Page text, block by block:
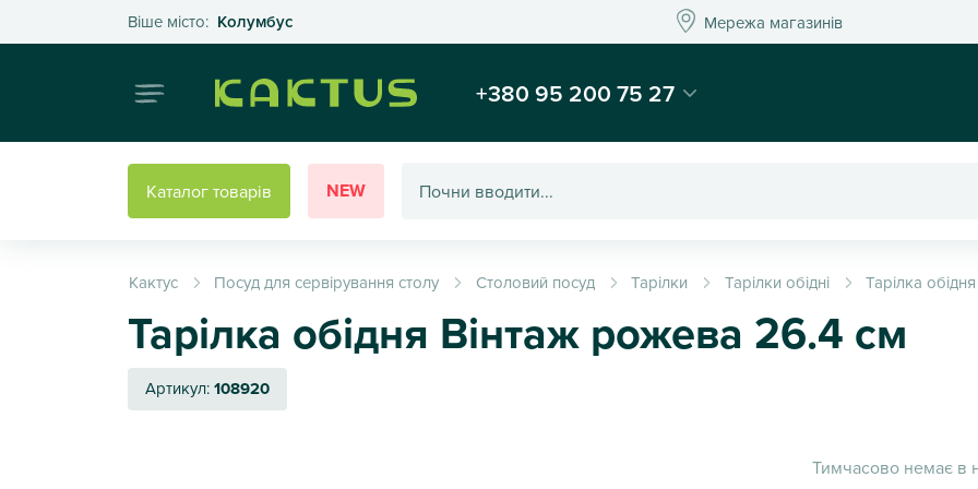
Віше місто: КолумбусОберіть своє місто Мережа магазинівМережа магазинів
Інтернет-магазин подарунків та декору - Kaktus
+380 95 200 75 27
Каталог товарів NEW
Кактус Посуд для сервірування столу Столовий посуд Тарілки Тарілки обідні Тарілка
Тарілка обідня Вінтаж рожева 26.4 см
Артикул:108920
Тимчасово немає в